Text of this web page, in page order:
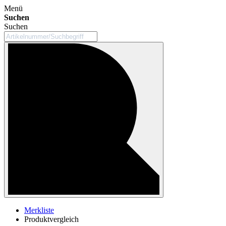
Menü
Suchen
Suchen
Merkliste
Produktvergleich